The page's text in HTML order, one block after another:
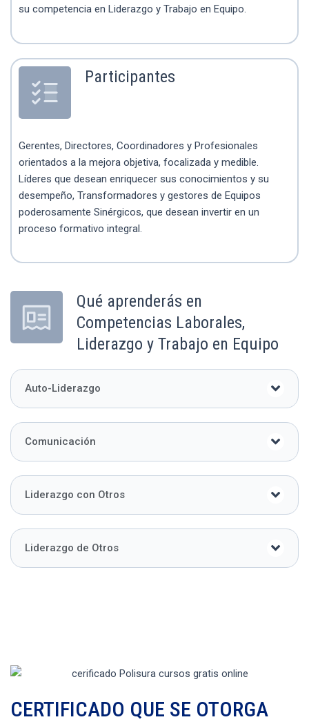
su competencia en Liderazgo y Trabajo en Equipo.
Participantes
Gerentes, Directores, Coordinadores y Profesionales
orientados a la mejora objetiva, focalizada y medible.
Líderes que desean enriquecer sus conocimientos y su
desempeño, Transformadores y gestores de Equipos
poderosamente Sinérgicos, que desean invertir en un
proceso formativo integral.
Qué aprenderás en
Competencias Laborales,
Liderazgo y Trabajo en Equipo
Auto-Liderazgo
Comunicación
Liderazgo con Otros
Liderazgo de Otros
CERTIFICADO QUE SE OTORGA